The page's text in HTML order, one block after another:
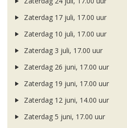
Zaterdag 17 juli, 17.00 uur
Zaterdag 10 juli, 17.00 uur
Zaterdag 3 juli, 17.00 uur
Zaterdag 26 juni, 17.00 uur
Zaterdag 19 juni, 17.00 uur
Zaterdag 12 juni, 14.00 uur
Zaterdag 5 juni, 17.00 uur